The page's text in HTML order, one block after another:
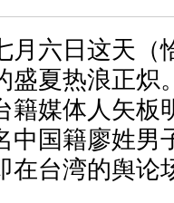
月六日这天（
盛夏热浪正炽
籍媒体人矢板
中国籍廖姓男
在台湾的舆论